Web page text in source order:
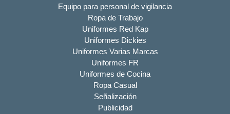
Equipo para personal de vigilancia
Ropa de Trabajo
Uniformes Red Kap
Uniformes Dickies
Uniformes Varias Marcas
Uniformes FR
Uniformes de Cocina
Ropa Casual
Señalización
Publicidad